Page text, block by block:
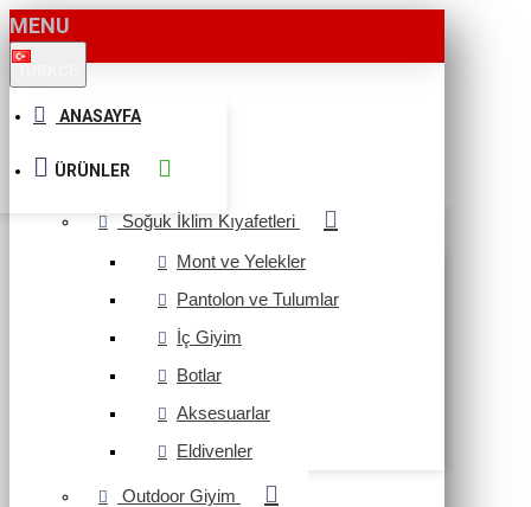
MENU
ANASAYFA
ÜRÜNLER
Soğuk İklim Kıyafetleri
Mont ve Yelekler
Pantolon ve Tulumlar
İç Giyim
Botlar
Aksesuarlar
Eldivenler
Outdoor Giyim